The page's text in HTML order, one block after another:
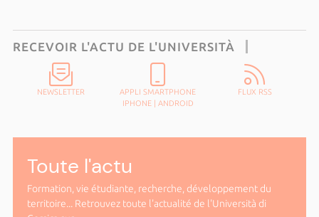
RECEVOIR L'ACTU DE L'UNIVERSITÀ
NEWSLETTER
APPLI SMARTPHONE
IPHONE| ANDROID
FLUX RSS
Toute l'actu
Formation, vie étudiante, recherche, développement du
territoire... Retrouvez toute l'actualité de l'Università di